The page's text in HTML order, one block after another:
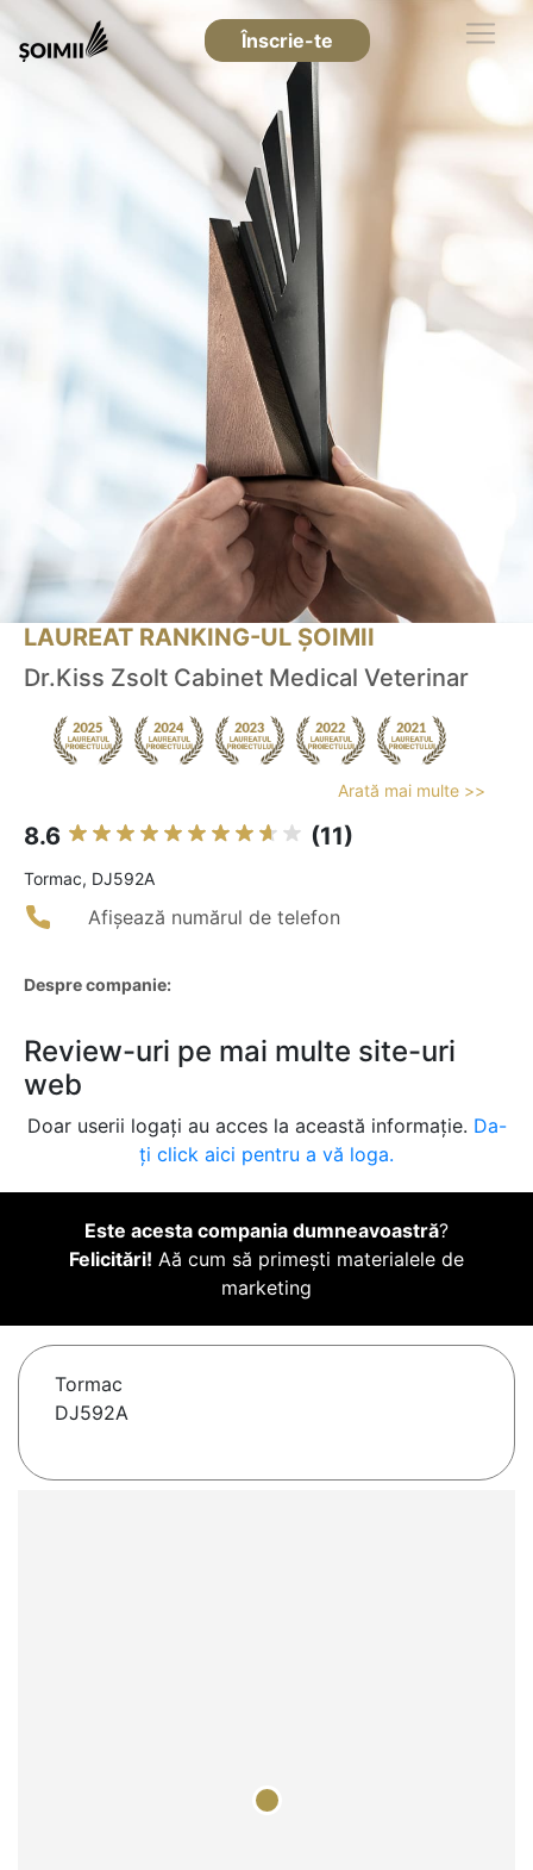
Înscrie-te
LAUREAT RANKING-UL ȘOIMII
Dr.Kiss Zsolt Cabinet Medical Veterinar
Arată mai multe >>
8.6 (11)
Tormac, DJ592A
Afișează numărul de telefon
Despre companie:
Review-uri pe mai multe site-uri
web
Doar userii logați au acces la această informație. Da-
ți click aici pentru a vă loga.
Este acesta compania dumneavoastră?
Felicitări! Aă cum să primești materialele de
marketing
Tormac
DJ592A